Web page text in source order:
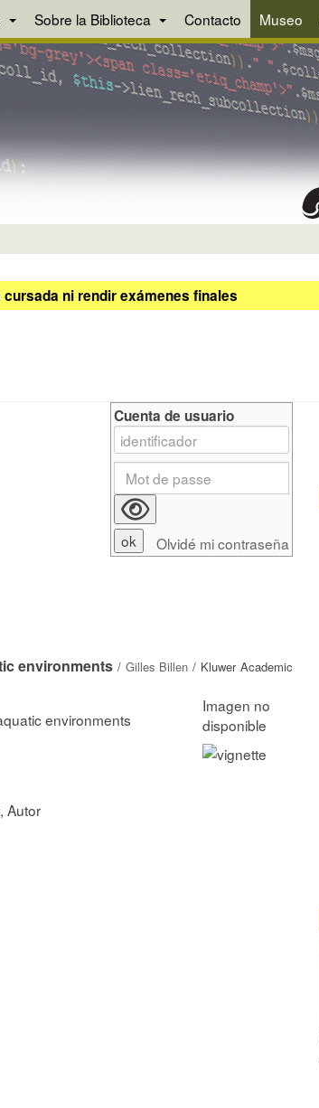
Sobre la Biblioteca Contacto Museo
ni rendir exámenes finales
environments / Gilles Billen / Kluwer Academic
environments
, Autor
Cuenta de usuario
Olvidé mi contraseña